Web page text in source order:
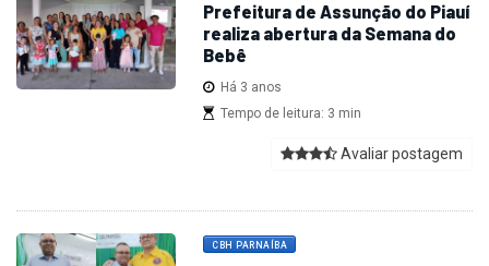
Prefeitura de Assunção do Piauí
realiza abertura da Semana do
Bebê
Há 3 anos
Tempo de leitura: 3 min
Avaliar postagem
CBH PARNAÍBA